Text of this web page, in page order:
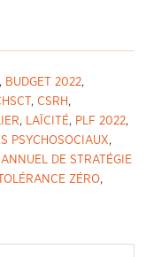
, BUDGET 2022,
,CSRH ,
, LAÏCITÉ, PLF 2022,
PSYCHOSOCIAUX,
DE STRATÉGIE
TOLÉRANCE ZÉRO,